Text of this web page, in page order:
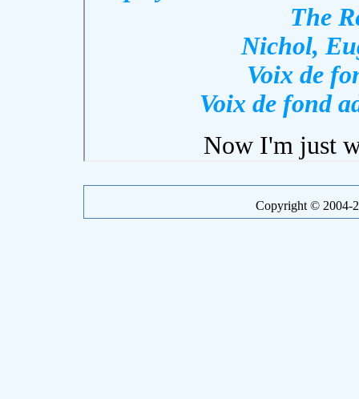
Copyright © 2004-